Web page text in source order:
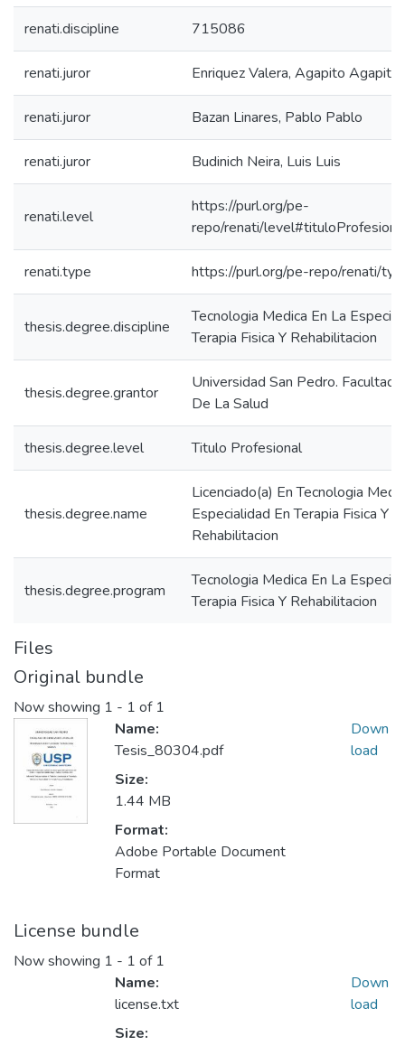
renati.discipline 715086
renati.juror Enriquez Valera, Agapito Agapito
renati.juror Bazan Linares, Pablo Pablo
renati.juror Budinich Neira, Luis Luis
renati.level
https://purl.org/pe-
repo/renati/
renati.type https://purl.org/pe-repo/renati/
thesis.degree.discipline
Tecnologia Medica En La
Terapia Fisica Y Rehabilitacion
thesis.degree.grantor
Universidad San Pedro. Facultad
De La Salud
thesis.degree.level Titulo Profesional
thesis.degree.name
Licenciado(a) En Tecnologia
Especialidad En Terapia Fisica Y
Rehabilitacion
thesis.degree.program
Tecnologia Medica En La
Terapia Fisica Y Rehabilitacion
Files
Original bundle
Now showing 1 - 1 of 1
Name:
Tesis_80304.pdf
Size:
1.44 MB
Format:
Adobe Portable Document
Format
Down
load
License bundle
Now showing 1 - 1 of 1
Name:
license.txt
Size:
Down
load